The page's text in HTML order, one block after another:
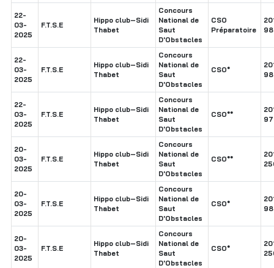
22-
03-
2025
F.T.S.E
Hippo club–Sidi
Thabet
Concours
National de
Saut
D'Obstacles
CSO
Préparatoire
22-
03-
2025
F.T.S.E
Hippo club–Sidi
Thabet
Concours
National de
Saut
D'Obstacles
CSO*
22-
03-
2025
F.T.S.E
Hippo club–Sidi
Thabet
Concours
National de
Saut
D'Obstacles
CSO**
20-
03-
2025
F.T.S.E
Hippo club–Sidi
Thabet
Concours
National de
Saut
D'Obstacles
CSO**
20-
03-
2025
F.T.S.E
Hippo club–Sidi
Thabet
Concours
National de
Saut
D'Obstacles
CSO*
20-
03-
2025
F.T.S.E
Hippo club–Sidi
Thabet
Concours
National de
Saut
D'Obstacles
CSO*